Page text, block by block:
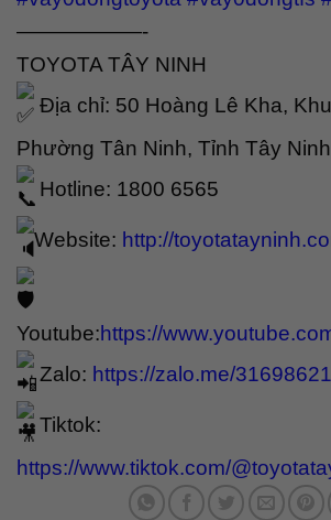
——————-
TOYOTA TÂY NINH
Địa chỉ: 50 Hoàng Lê Kha,
Phường Tân Ninh, Tỉnh Tây Ninh
Hotline: 1800 6565
Website: http://
Youtube:https://
Zalo: https://zalo.me/
Tiktok:
https://www.tiktok.com/